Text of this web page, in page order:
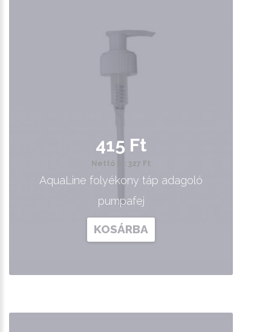
415 Ft
Nettó ár: 327 Ft
AquaLine folyékony táp adagoló
pumpafej
KOSÁRBA